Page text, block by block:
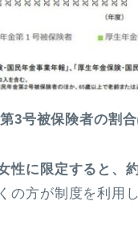
3号被保険者の割
性に限定すると、
の方が制度を利用